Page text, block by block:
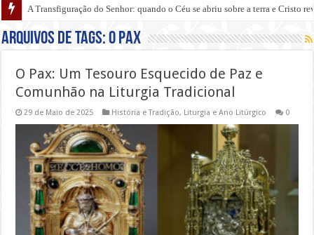
A Transfiguração do Senhor: quando o Céu se abriu sobre a terra e Cristo
Arquivos de tags:O Pax
O Pax: Um Tesouro Esquecido de Paz e
Comunhão na Liturgia Tradicional
29 de Maio de 2025 História e Tradição, Liturgia e Ano Litúrgico 0